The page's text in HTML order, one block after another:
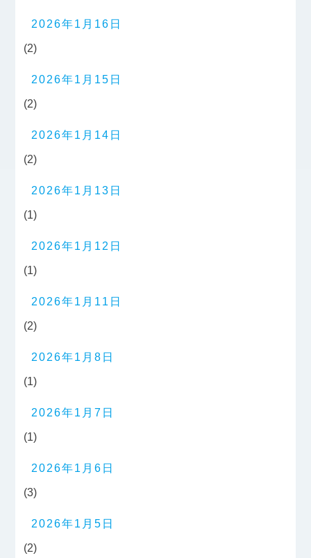
2026年1月16日
(2)
2026年1月15日
(2)
2026年1月14日
(2)
2026年1月13日
(1)
2026年1月12日
(1)
2026年1月11日
(2)
2026年1月8日
(1)
2026年1月7日
(1)
2026年1月6日
(3)
2026年1月5日
(2)